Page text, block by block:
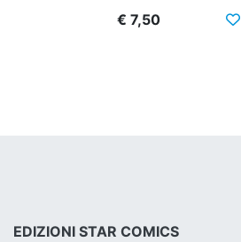
€ 7,50
EDIZIONI STAR COMICS